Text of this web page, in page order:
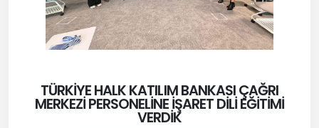
TÜRKİYE HALK KATILIM BANKASI ÇAĞRI
MERKEZİ PERSONELİNE İŞARET DİLİ EĞİTİMİ
VERDİK